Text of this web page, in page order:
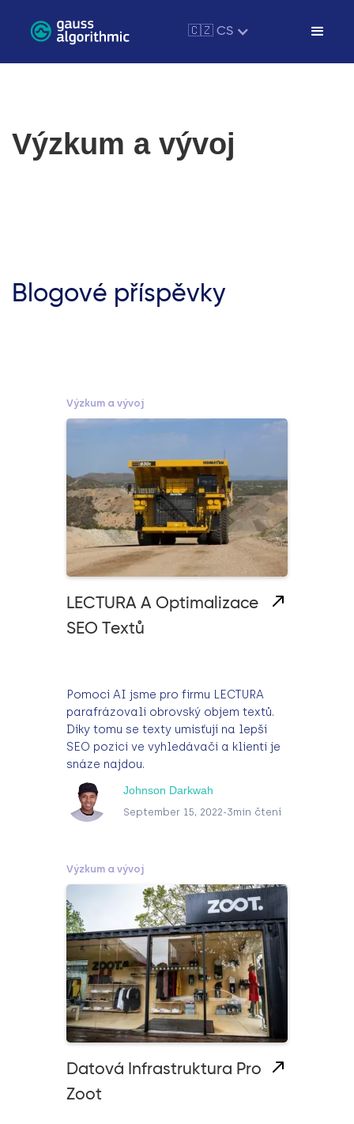
🇨🇿 CS
Výzkum a vývoj
Blogové příspěvky
Výzkum a vývoj
LECTURA A Optimalizace
SEO Textů
Pomocí AI jsme pro firmu LECTURA
parafrázovali obrovský objem textů.
Díky tomu se texty umisťují na lepší
SEO pozici ve vyhledávači a klienti je
snáze najdou.
Johnson Darkwah
September 15, 2022-3min čtení
Výzkum a vývoj
Datová Infrastruktura Pro
Zoot